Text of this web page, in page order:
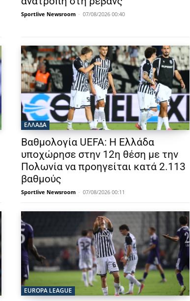
Sportlive Newsroom - 07/08/2026 00:40
ΕΛΛΑΔΑ
Βαθμολογία UEFA: Η Ελλάδα
υποχώρησε στην 12η θέση με την
Πολωνία να προηγείται κατά 2.113
βαθμούς
Sportlive Newsroom - 07/08/2026 00:11
EUROPA LEAGUE